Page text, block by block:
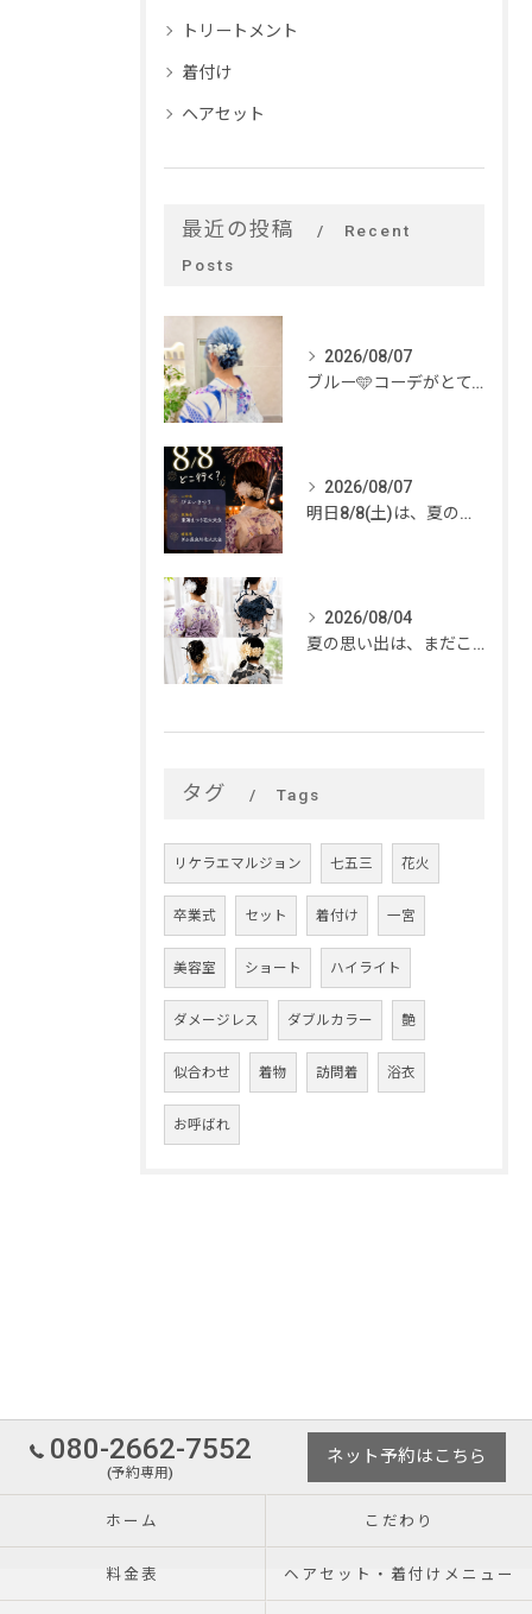
トリートメント
着付け
ヘアセット
最近の投稿
Recent
Posts
2026/08/07
ブルー🩵コーデがとてもお似合いでした✨
2026/08/07
明日8/8(土)は、夏のイベントがいっぱい🎆
2026/08/04
夏の思い出は、まだこれから。
タグ Tags
リケラエマルジョン 七五三 花火
卒業式 セット 着付け 一宮
美容室 ショート ハイライト
ダメージレス ダブルカラー 艶
似合わせ 着物 訪問着 浴衣
お呼ばれ
080-2662-7552
(予約専用)
ネット予約はこちら
ホーム こだわり
料金表 ヘアセット・着付けメニュー